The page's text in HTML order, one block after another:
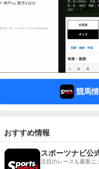
競馬
おすすめ情報
スポーツナビ公
注目のレースも最新ニ